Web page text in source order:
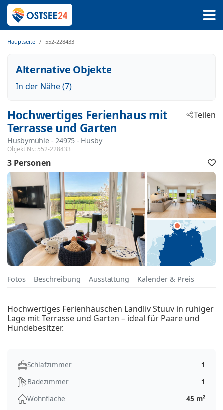
Hauptseite 552-228433
Alternative Objekte
In der Nähe (7)
Hochwertiges Ferienhaus mit
Terrasse und Garten
Husbymühle - 24975 - Husby
Objekt Nr.: 552-228433
Teilen
3 Personen
Fotos Beschreibung Ausstattung Kalender & Preis
Hochwertiges Ferienhäuschen Landliv Stuuv in ruhiger
Lage mit Terrasse und Garten – ideal für Paare und
Hundebesitzer.
Schlafzimmer
1
Badezimmer
1
Wohnfläche
45 m²